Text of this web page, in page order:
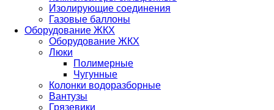
Изолирующие соединения
Газовые баллоны
Оборудование ЖКХ
Оборудование ЖКХ
Люки
Полимерные
Чугунные
Колонки водоразборные
Вантузы
Грязевики